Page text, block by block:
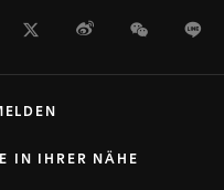
TwitterWeiboWeChat
IN IHRER NÄHE